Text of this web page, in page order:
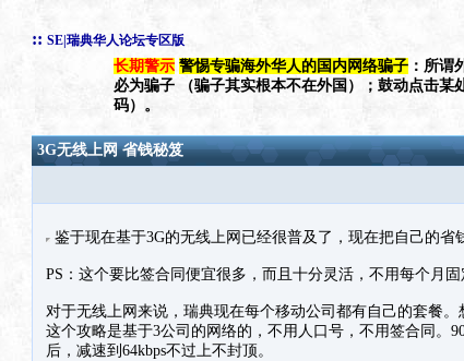
:: SE|瑞典华人论坛专区版
长期警示 警惕专骗海外华人的国内网络骗子 ：所谓
必为骗子 （骗子其实根本不在外国）；鼓动点击
码）。
3G无线上网 省钱秘笈
鉴于现在基于3G的无线上网已经很普及了，现在把自己的省
PS：这个要比签合同便宜很多，而且十分灵活，不用每个月固
对于无线上网来说，瑞典现在每个移动公司都有自己的套餐
这个攻略是基于3公司的网络的，不用人口号，不用签合同。
后，减速到64kbps不过上不封顶。